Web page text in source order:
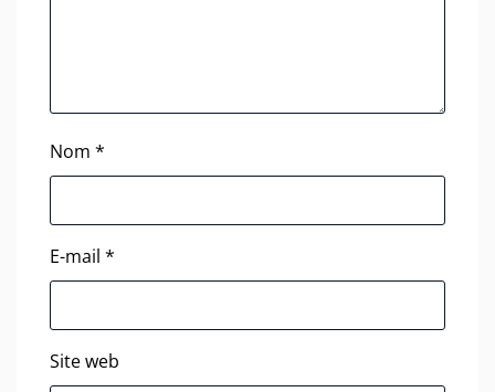
Nom *
E-mail *
Site web